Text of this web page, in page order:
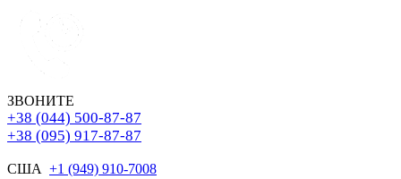
ЗВОНИТЕ
+38 (044) 500-87-87
+38 (095) 917-87-87
США +1 (949) 910-7008